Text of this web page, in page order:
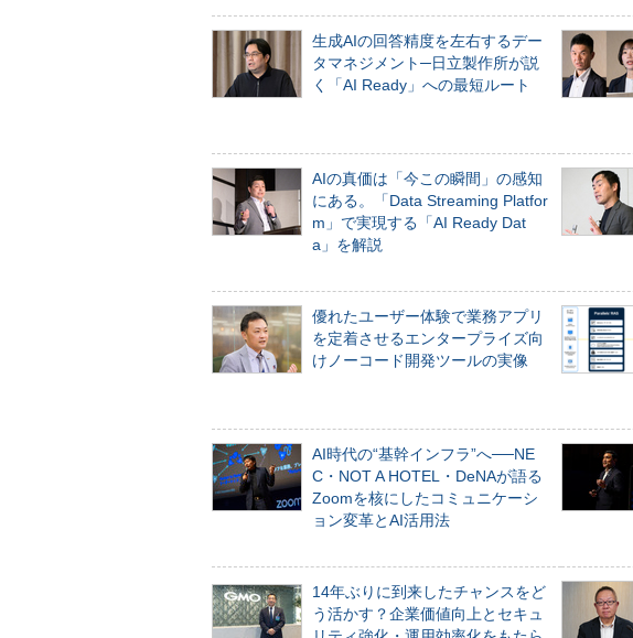
生成AIの回答精度を左右するデー
タマネジメント─日立製作所が説
く「AI Ready」への最短ルート
AIの真価は「今この瞬間」の感知
にある。「Data Streaming Platfor
m」で実現する「AI Ready Dat
a」を解説
優れたユーザー体験で業務アプリ
を定着させるエンタープライズ向
けノーコード開発ツールの実像
AI時代の“基幹インフラ”へ──NE
C・NOT A HOTEL・DeNAが語る
Zoomを核にしたコミュニケーシ
ョン変革とAI活用法
14年ぶりに到来したチャンスをど
う活かす？企業価値向上とセキュ